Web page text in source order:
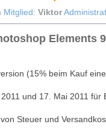
Mitglied: Viktor
Elements
(15% beim Kauf
und 17. Mai 2011
Steuer und